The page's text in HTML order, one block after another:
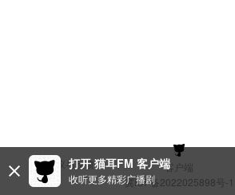
建议与反馈 客户端
冀ICP备2022025898号-1
打开 猫耳FM 客户端
收听更多精彩广播剧